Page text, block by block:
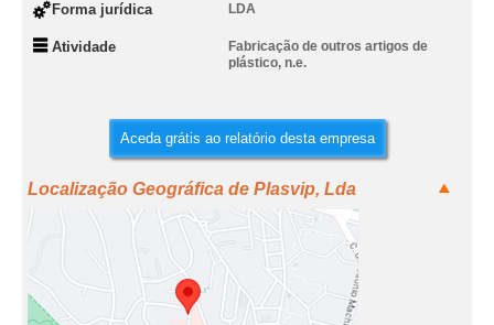
Forma jurídica LDA
Atividade
Fabricação de outros artigos de
plástico, n.e.
Aceda grátis ao relatório desta empresa
Localização Geográfica de Plasvip, Lda